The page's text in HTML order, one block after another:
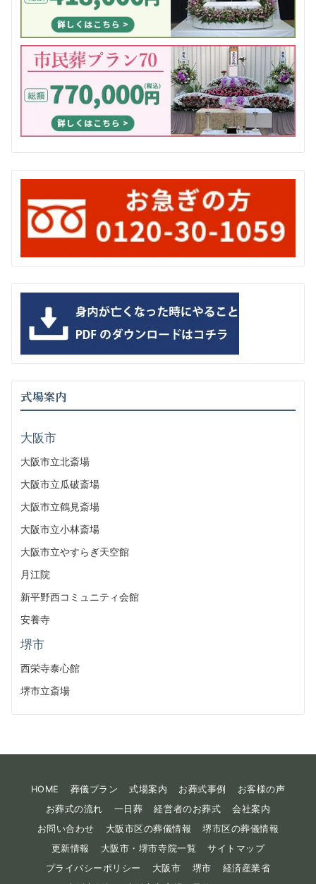
式場案内
大阪市
大阪市立北斎場
大阪市立瓜破斎場
大阪市立鶴見斎場
大阪市立小林斎場
大阪市立やすらぎ天空館
月江院
新平野西コミュニティ会館
安養寺
堺市
西栄寺泰心館
堺市立斎場
HOME 葬儀プラン 式場案内 お葬式事例
お客様の声
お葬式の流れ
一日葬 経営者のお葬式
会社案内
お問い合わせ
大阪市区の葬儀情報
堺市区の葬儀情報
更新情報
大阪市・堺市寺院一覧
サイトマップ
プライバシーポリシー
大阪市 堺市
経済産業省